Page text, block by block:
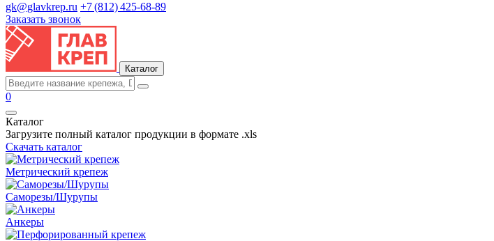
gk@glavkrep.ru +7 (812) 425-68-89
Заказать звонок
Каталог
0
Каталог
Загрузите полный каталог продукции в формате .xls
Скачать каталог
Метрический крепеж
Саморезы/Шурупы
Анкеры